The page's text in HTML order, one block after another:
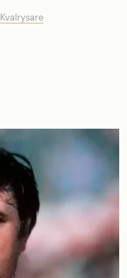
Kvalrysare